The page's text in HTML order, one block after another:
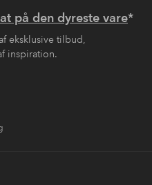
på den dyreste vare*
eksklusive tilbud,
inspiration.